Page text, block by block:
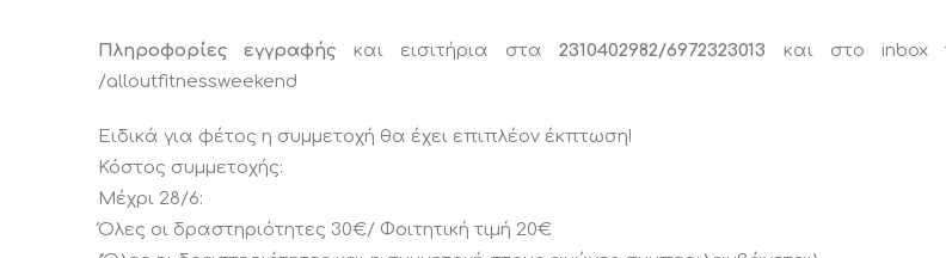
Πληροφορίες εγγραφής και εισιτήρια στα2310402982/6972323013 και στο inbox
/alloutfitnessweekend
Ειδικά για φέτος η συμμετοχή θα έχει επιπλέον έκπτωση!
Κόστος συμμετοχής:
Μέχρι 28/6:
Όλες οι δραστηριότητες 30€/ Φοιτητική τιμή 20€